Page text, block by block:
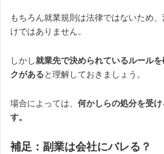
もちろん就業規則は法律ではないため
けではありません。
しかし就業先で決められているルール
クがあると理解しておきましょう。
場合によっては、 何かしらの処分を受
す。
補足：副業は会社にバレる？